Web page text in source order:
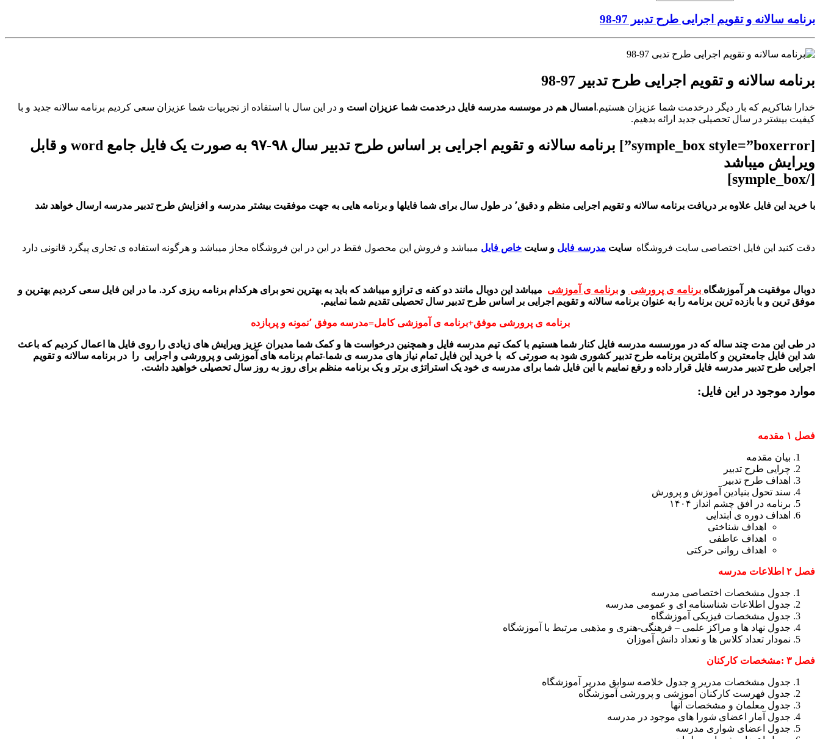
برنامه سالانه و تقویم اجرایی طرح تدبیر 97-98
برنامه سالانه و تقویم اجرایی طرح تدبیر 97-98
خدارا شاکریم که بار دیگر درخدمت شما عزیزان هستیم. امسال هم در موسسه مدرسه فایل درخدمت شما عزیزان است و در این سال با استفاده از تجربیات شما عزیزان سعی کردیم برنامه سالانه جدید و با
کیفیت بیشتر در سال تحصیلی جدید ارائه بدهیم.
[symple_box style=”boxerror”] برنامه سالانه و تقویم اجرایی بر اساس طرح تدبیر سال ۹۸-۹۷ به صورت یک فایل جامع word و قابل
ویرایش میباشد
[/symple_box]
با خرید این فایل علاوه بر دریافت برنامه سالانه و تقویم اجرایی منظم و دقیق٬ در طول سال برای شما فایلها و برنامه هایی به جهت موفقیت بیشتر مدرسه و افزایش طرح تدبیر مدرسه ارسال خواهد شد
دقت کنید این فایل اختصاصی سایت فروشگاه سایت مدرسه فایل و سایت خاص فایل میباشد و فروش این محصول فقط در این در این فروشگاه مجاز میباشد و هرگونه استفاده ی تجاری پیگرد قانونی دارد
دوبال موفقیت هر آموزشگاه برنامه ی پرورشی و برنامه ی آموزشی میباشد این دوبال مانند دو کفه ی ترازو میباشد که باید به بهترین نحو برای هرکدام برنامه ریزی کرد. ما در این فایل سعی کردیم بهترین و
موفق ترین و با بازده ترین برنامه را به عنوان برنامه سالانه و تقویم اجرایی بر اساس طرح تدبیر سال تحصیلی تقدیم شما نماییم.
برنامه ی پرورشی موفق+برنامه ی آموزشی کامل=مدرسه موفق ٬نمونه و پربازده
در طی این مدت چند ساله که در مورسسه مدرسه فایل کنار شما هستیم با کمک تیم مدرسه فایل و همچنین درخواست ها و کمک شما مدیران عزیز ویرایش های زیادی را روی فایل ها اعمال کردیم که باعث
شد این فایل جامعترین و کاملترین برنامه طرح تدبیر کشوری شود به صورتی که با خرید این فایل تمام نیاز های مدرسه ی شما‍‍-تمام برنامه های آموزشی و پرورشی و اجرایی را در برنامه سالانه و تقویم
اجرایی طرح تدبیر مدرسه فایل قرار داده و رفع نماییم با این فایل شما برای مدرسه ی خود یک استراتژی برتر و یک برنامه منظم برای روز به روز سال تحصیلی خواهید داشت.
موارد موجود در این فایل:
فصل ۱ مقدمه
بیان مقدمه
چرایی طرح تدبیر
اهداف طرح تدبیر
سند تحول بنیادین آموزش و پرورش
برنامه در افق چشم انداز ۱۴۰۴
اهداف دوره ی ابتدایی
اهداف شناختی
اهداف عاطفی
اهداف روانی حرکتی
فصل ۲ اطلاعات مدرسه
جدول مشخصات اختصاصی مدرسه
جدول اطلاعات شناسنامه ای و عمومی مدرسه
جدول مشخصات فیزیکی آموزشگاه
جدول نهاد ها و مراکز علمی – فرهنگی-هنری و مذهبی مرتبط با آموزشگاه
نمودار تعداد کلاس ها و تعداد دانش آموزان
فصل ۳ :مشخصات کارکنان
جدول مشخصات مدریر و جدول خلاصه سوابق مدریر آموزشگاه
جدول فهرست کارکنان آموزشی و پرورشی آموزشگاه
جدول معلمان و مشخصات آنها
جدول آمار اعضای شورا های موجود در مدرسه
جدول اعضای شواری مدرسه